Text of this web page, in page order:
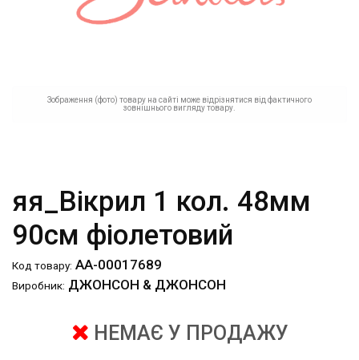
Зображення (фото) товару на сайті може відрізнятися від фактичного
зовнішнього вигляду товару.
яя_Вікрил 1 кол. 48мм
90см фіолетовий
Код товару: АА-00017689
Виробник: ДЖОНСОН & ДЖОНСОН
НЕМАЄ У ПРОДАЖУ